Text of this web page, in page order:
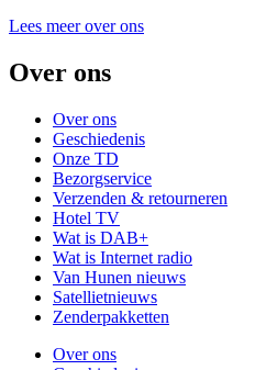
Lees meer over ons
Over ons
Over ons
Geschiedenis
Onze TD
Bezorgservice
Verzenden & retourneren
Hotel TV
Wat is DAB+
Wat is Internet radio
Van Hunen nieuws
Satellietnieuws
Zenderpakketten
Over ons